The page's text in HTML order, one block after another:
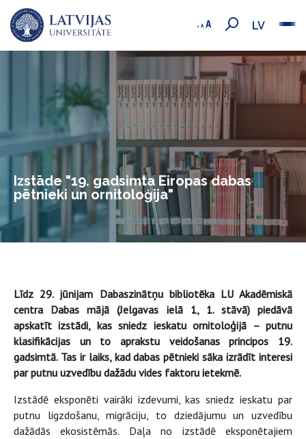
LV
Izstāde "19. gadsimta Eiropas dabas
pētnieki un ornitoloģija"
Līdz 29. jūnijam Dabaszinātņu bibliotēka LU Akadēmiskā
centra Dabas mājā (Jelgavas ielā 1, 1. stāvā) piedāvā
apskatīt izstādi, kas sniedz ieskatu ornitoloģijā – putnu
klasifikācijas un to aprakstu veidošanas principos 19.
gadsimtā. Tas ir laiks, kad dabas pētnieki sāka izrādīt interesi
par putnu uzvedību dažādu vides faktoru ietekmē.
Izstādē eksponēti vairāki izdevumi, kas sniedz ieskatu par
putnu ligzdošanu, migrāciju, to dziedājumu un uzvedību
dažādās ekosistēmās. Daļa no izstādē eksponētajiem